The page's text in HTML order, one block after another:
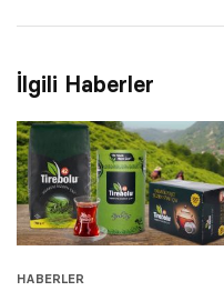
İlgili Haberler
HABERLER